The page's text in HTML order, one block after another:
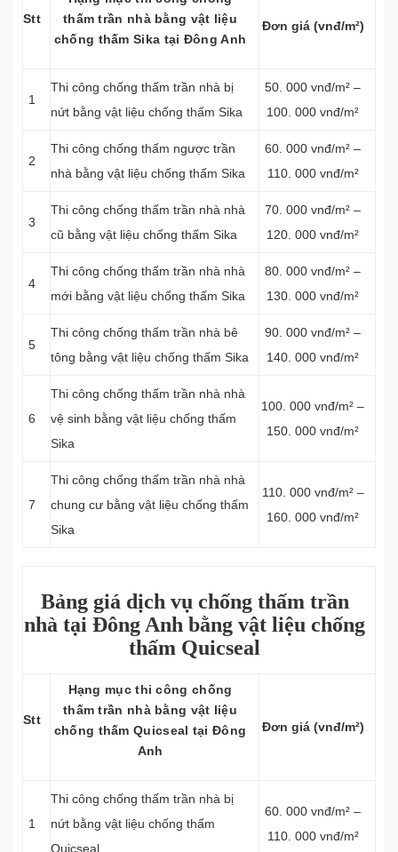
Stt
thấm trần nhà bằng vật liệu
chống thấm Sika tại Đông Anh
Đơn giá (vnđ/m²)
1
Thi công chống thấm trần nhà bị
nứt bằng vật liệu chống thấm Sika
50. 000 vnđ/m² –
100. 000 vnđ/m²
2
Thi công chống thấm ngược trần
nhà bằng vật liệu chống thấm Sika
60. 000 vnđ/m² –
110. 000 vnđ/m²
3
Thi công chống thấm trần nhà nhà
cũ bằng vật liệu chống thấm Sika
70. 000 vnđ/m² –
120. 000 vnđ/m²
4
Thi công chống thấm trần nhà nhà
mới bằng vật liệu chống thấm Sika
80. 000 vnđ/m² –
130. 000 vnđ/m²
5
Thi công chống thấm trần nhà bê
tông bằng vật liệu chống thấm Sika
90. 000 vnđ/m² –
140. 000 vnđ/m²
6
Thi công chống thấm trần nhà nhà
vệ sinh bằng vật liệu chống thấm
Sika
100. 000 vnđ/m² –
150. 000 vnđ/m²
7
Thi công chống thấm trần nhà nhà
chung cư bằng vật liệu chống thấm
Sika
110. 000 vnđ/m² –
160. 000 vnđ/m²
Bảng giá dịch vụ chống thấm trần
nhà tại Đông Anh bằng vật liệu chống
thấm Quicseal
Stt
Hạng mục thi công chống
thấm trần nhà bằng vật liệu
chống thấm Quicseal tại Đông
Anh
Đơn giá (vnđ/m²)
1
Thi công chống thấm trần nhà bị
nứt bằng vật liệu chống thấm
Quicseal
60. 000 vnđ/m² –
110. 000 vnđ/m²